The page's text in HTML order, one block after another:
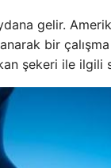
gelir.
bir
şekeri ile ilgili